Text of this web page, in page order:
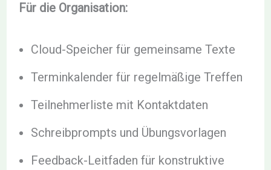
Für die Organisation:
Cloud-Speicher für gemeinsame Texte
Terminkalender für regelmäßige Treffen
Teilnehmerliste mit Kontaktdaten
Schreibprompts und Übungsvorlagen
Feedback-Leitfaden für konstruktive